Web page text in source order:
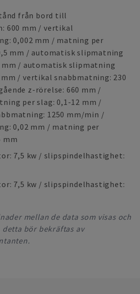
från bord till
600 mm / vertikal
0,002 mm / matning per
mm / automatisk slipmatning
mm / automatisk slipmatning
mm / vertikal snabbmatning: 230
z-rörelse: 660 mm /
per slag: 0,1-12 mm /
1250 mm/min /
0,02 mm / matning per
mm
7,5 kw / slipspindelhastighet:
7,5 kw / slipspindelhastighet:
mellan de data som visas och
bör bekräftas av